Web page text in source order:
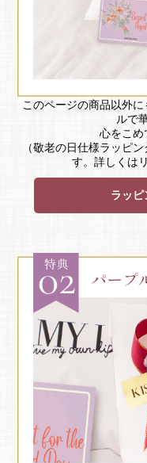
このページの商品以外
ルで
心をこめ
（敬老の日仕様ラッピ
す。詳しくは
ラッピ